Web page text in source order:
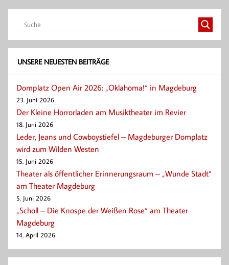
UNSERE NEUESTEN BEITRÄGE
Domplatz Open Air 2026: „Oklahoma!“ in Magdeburg
23. Juni 2026
Der Kleine Horrorladen am Musiktheater im Revier
18. Juni 2026
Leder, Jeans und Cowboystiefel – Magdeburger Domplatz
wird zum Wilden Westen
15. Juni 2026
Theater als öffentlicher Erinnerungsraum – „Wunde Stadt“
am Theater Magdeburg
5. Juni 2026
„Scholl – Die Knospe der Weißen Rose“ am Theater
Magdeburg
14. April 2026